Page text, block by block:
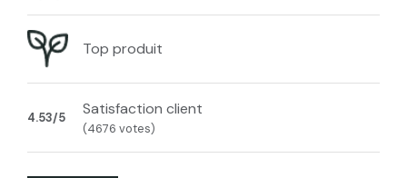
Top produit
4.53/5 Satisfaction client
(4676 votes)